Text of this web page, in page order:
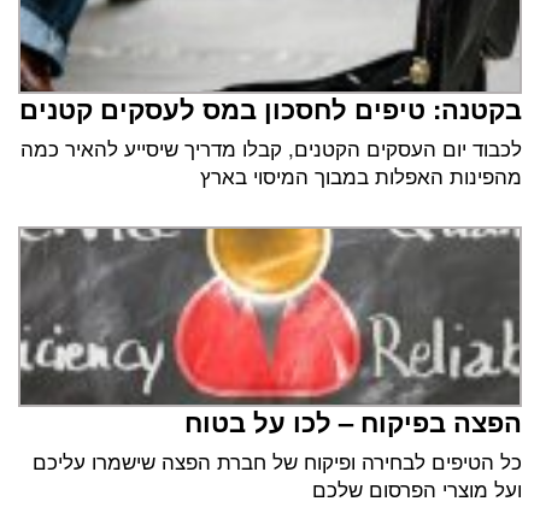
בקטנה: טיפים לחסכון במס לעסקים קטנים
לכבוד יום העסקים הקטנים, קבלו מדריך שיסייע להאיר כמה
מהפינות האפלות במבוך המיסוי בארץ
הפצה בפיקוח – לכו על בטוח
כל הטיפים לבחירה ופיקוח של חברת הפצה שישמרו עליכם
ועל מוצרי הפרסום שלכם